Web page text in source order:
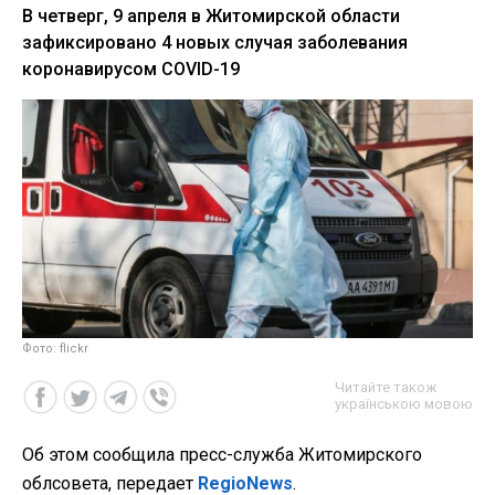
В четверг, 9 апреля в Житомирской области
зафиксировано 4 новых случая заболевания
коронавирусом COVID-19
Фото: flickr
Читайте також
українською мовою
Об этом сообщила пресс-служба Житомирского
облсовета, передает RegioNews.